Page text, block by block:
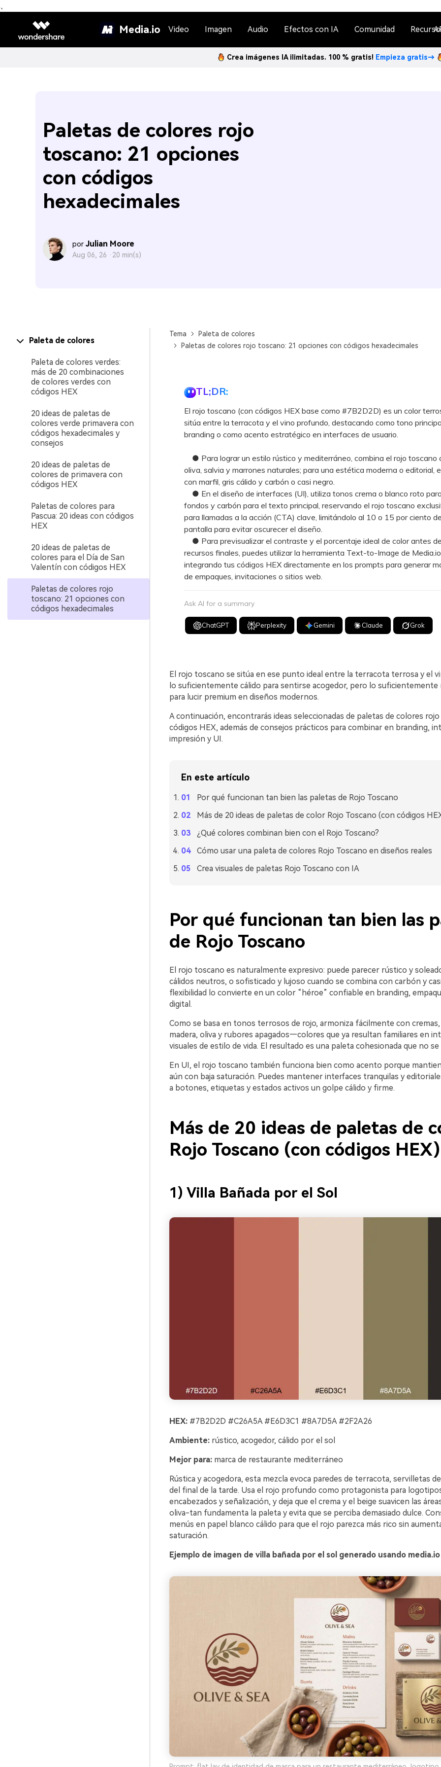
、
Media.io Video Imagen Audio Efectos con IA Comunidad
Crea imágenes IA ilimitadas. 100 % gratis! Empieza gratis→
Paletas de colores rojo
toscano: 21 opciones
con códigos
hexadecimales
por Julian Moore
Aug 06, 26 · 20 min(s)
Paleta de colores
Paleta de colores verdes:
más de 20 combinaciones
de colores verdes con
códigos HEX
20 ideas de paletas de
colores verde primavera con
códigos hexadecimales y
consejos
20 ideas de paletas de
colores de primavera con
códigos HEX
Paletas de colores para
Pascua: 20 ideas con códigos
HEX
20 ideas de paletas de
colores para el Día de San
Valentín con códigos HEX
Paletas de colores rojo
toscano: 21 opciones con
códigos hexadecimales
Tema
Paleta de colores
Paletas de colores rojo toscano: 21 opciones con códigos hexadecimales
TL;DR:
El rojo toscano (con códigos HEX base como #7B2D2D) es un color
sitúa entre la terracota y el vino profundo, destacando como tono
branding o como acento estratégico en interfaces de usuario.
● Para lograr un estilo rústico y mediterráneo, combina el rojo toscano
oliva, salvia y marrones naturales; para una estética moderna o editorial,
con marfil, gris cálido y carbón o casi negro.
● En el diseño de interfaces (UI), utiliza tonos crema o blanco roto
fondos y carbón para el texto principal, reservando el rojo toscano
para llamadas a la acción (CTA) clave, limitándolo al 10 o 15 por ciento
pantalla para evitar oscurecer el diseño.
● Para previsualizar el contraste y el porcentaje ideal de color antes
recursos finales, puedes utilizar la herramienta Text-to-Image de Media.io
integrando tus códigos HEX directamente en los prompts para generar
de empaques, invitaciones o sitios web.
Ask AI for a summary
ChatGPT Perplexity Gemini Claude Grok
El rojo toscano se sitúa en ese punto ideal entre la terracota terrosa y el
lo suficientemente cálido para sentirse acogedor, pero lo suficientemente
para lucir premium en diseños modernos.
A continuación, encontrarás ideas seleccionadas de paletas de colores
códigos HEX, además de consejos prácticos para combinar en branding,
impresión y UI.
En este artículo
Por qué funcionan tan bien las paletas de Rojo Toscano
Más de 20 ideas de paletas de color Rojo Toscano (con códigos
¿Qué colores combinan bien con el Rojo Toscano?
Cómo usar una paleta de colores Rojo Toscano en diseños reales
Crea visuales de paletas Rojo Toscano con IA
Por qué funcionan tan bien las
de Rojo Toscano
El rojo toscano es naturalmente expresivo: puede parecer rústico y
cálidos neutros, o sofisticado y lujoso cuando se combina con carbón y
flexibilidad lo convierte en un color “héroe” confiable en branding,
digital.
Como se basa en tonos terrosos de rojo, armoniza fácilmente con
madera, oliva y rubores apagados—colores que ya resultan familiares en
visuales de estilo de vida. El resultado es una paleta cohesionada que no se
En UI, el rojo toscano también funciona bien como acento porque
aún con baja saturación. Puedes mantener interfaces tranquilas y
a botones, etiquetas y estados activos un golpe cálido y firme.
Más de 20 ideas de paletas de
Rojo Toscano (con códigos HEX)
1) Villa Bañada por el Sol
HEX:#7B2D2D #C26A5A #E6D3C1 #8A7D5A #2F2A26
Ambiente:rústico, acogedor, cálido por el sol
Mejor para:marca de restaurante mediterráneo
Rústica y acogedora, esta mezcla evoca paredes de terracota, servilletas
del final de la tarde. Usa el rojo profundo como protagonista para
encabezados y señalización, y deja que el crema y el beige suavicen las
oliva-tan fundamenta la paleta y evita que se perciba demasiado dulce.
menús en papel blanco cálido para que el rojo parezca más rico sin
saturación.
Ejemplo de imagen de villa bañada por el sol generado usando media.io